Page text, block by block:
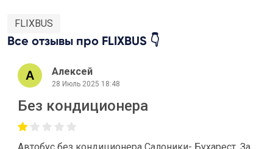
FLIXBUS
Все отзывы про FLIXBUS 👇
Алексей
28 Июль 2025 18:48
Без кондиционера